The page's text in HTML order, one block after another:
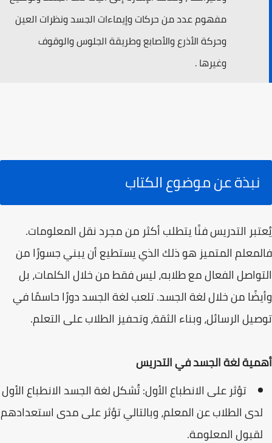
مفهوم عدد من حركات وإيماءات الجسد ونظرات العين
وحركة الأذرع والأصابع وطريقة الجلوس والوقوف
وغيرها .
نبذة عن موضوع الكتاب
يُعتبر التدريس فنًا يتطلب أكثر من مجرد نقل المعلومات.
فالمعلم المتميز هو ذلك الذي يستطيع أن يبني جسورًا من
التواصل الفعال مع طلابه، ليس فقط من خلال الكلمات، بل
وأيضًا من خلال لغة الجسد. تلعب لغة الجسد دورًا حاسمًا في
توصيل الرسائل، وبناء الثقة، وتحفيز الطلاب على التعلم.
أهمية لغة الجسد في التدريس
تؤثر على الانطباع الأول: تُشكل لغة الجسد الانطباع الأول
لدى الطلاب عن المعلم، وبالتالي تؤثر على مدى استعدادهم
لقبول المعلومة.